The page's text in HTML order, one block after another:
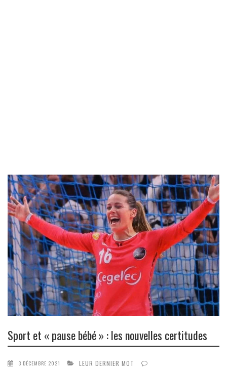
Sport et « pause bébé » : les nouvelles certitudes
3 DÉCEMBRE 2021
LEUR DERNIER MOT